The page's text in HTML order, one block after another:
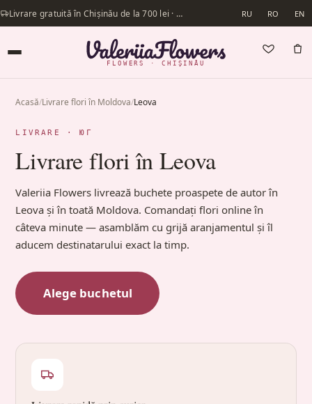
Livrare gratuită în Chișinău de la 700 lei · Livrăm în aceeași zi RU RO EN
FLOWERS · CHIȘINĂU
Acasă/Livrare flori în Moldova/Leova
LIVRARE · ЮГ
Livrare flori în Leova
Valeriia Flowers livrează buchete proaspete de autor în
Leova și în toată Moldova. Comandați flori online în
câteva minute — asamblăm cu grijă aranjamentul și îl
aducem destinatarului exact la timp.
Alege buchetul